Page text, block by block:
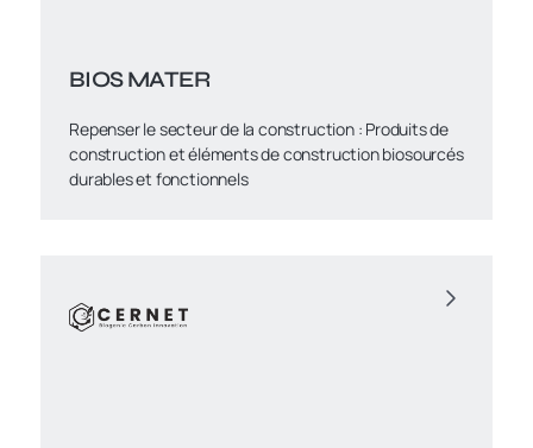
BIOS MATER
Repenser le secteur de la construction : Produits de
construction et éléments de construction biosourcés
durables et fonctionnels